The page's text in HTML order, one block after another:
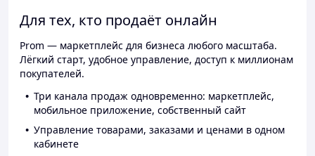
Для тех, кто продаёт онлайн
Prom — маркетплейс для бизнеса любого масштаба.
Лёгкий старт, удобное управление, доступ к миллионам
покупателей.
Три канала продаж одновременно: маркетплейс,
мобильное приложение, собственный сайт
Управление товарами, заказами и ценами в одном
кабинете